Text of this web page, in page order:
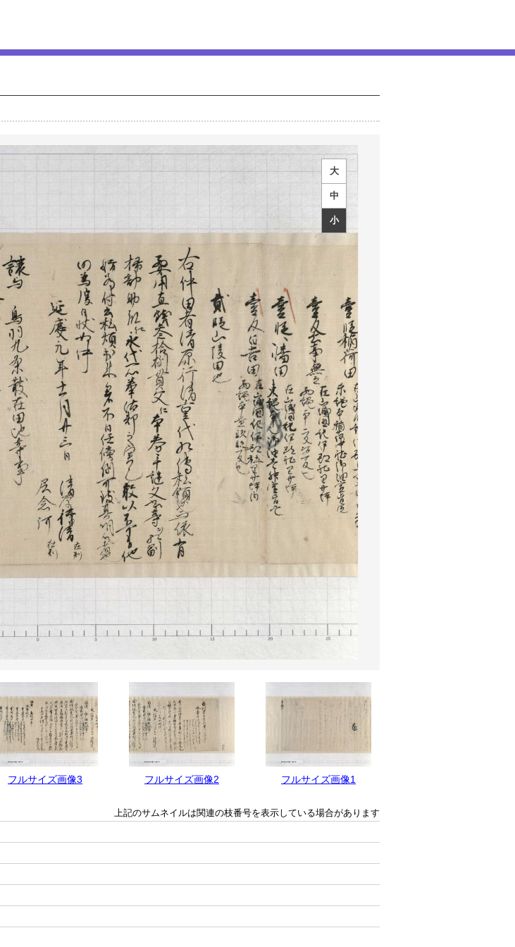
大
中
小
フルサイズ画像3 フルサイズ画像2 フルサイズ画像1
上記のサムネイルは関連の枝番号を表示している場合があります